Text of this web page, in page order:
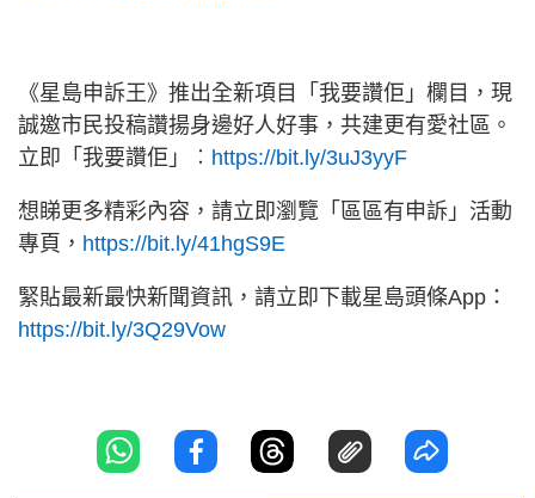
《星島申訴王》推出全新項目「我要讚佢」欄目，現
誠邀市民投稿讚揚身邊好人好事，共建更有愛社區。
立即「我要讚佢」︰ https://bit.ly/3uJ3yyF
想睇更多精彩內容，請立即瀏覽「區區有申訴」活動
專頁， https://bit.ly/41hgS9E
緊貼最新最快新聞資訊，請立即下載星島頭條App：
https://bit.ly/3Q29Vow